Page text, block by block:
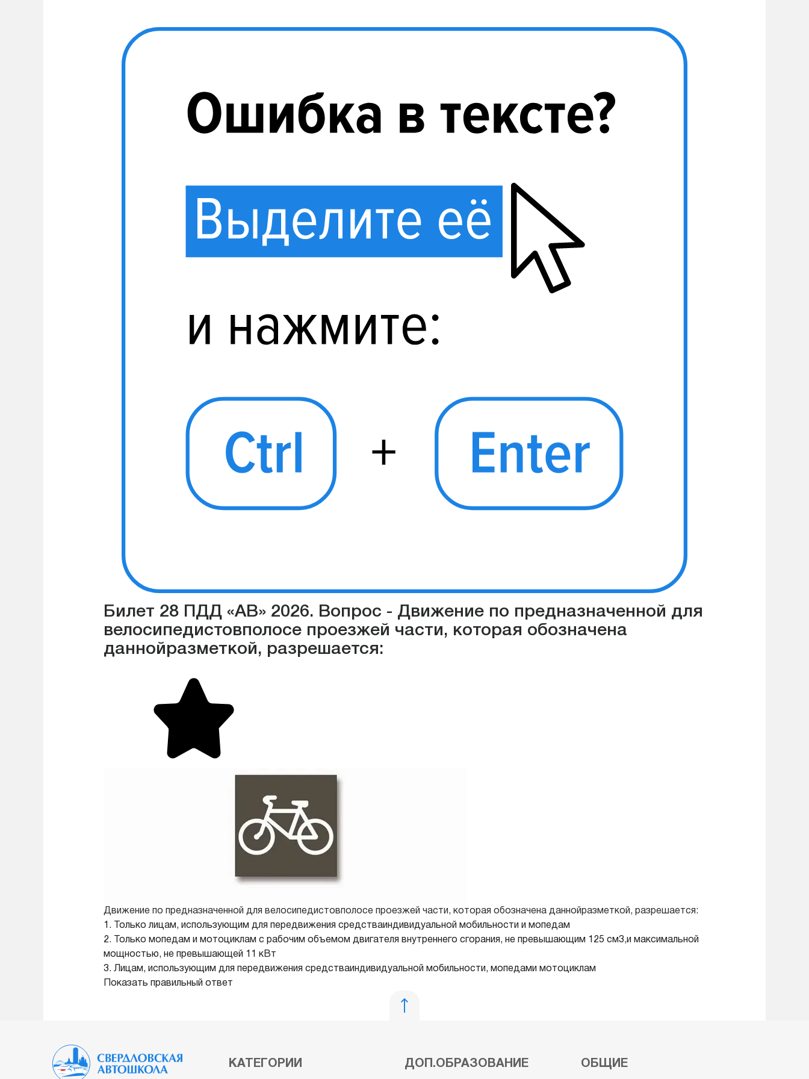
Билет 28 ПДД «АВ» 2026. Вопрос - Движение по предназначенной для
велосипедистовполосе проезжей части, которая обозначена
даннойразметкой, разрешается:
Движение по предназначенной для велосипедистовполосе проезжей части, которая обозначена даннойразметкой, разрешается:
1. Только лицам, использующим для передвижения средстваиндивидуальной мобильности и мопедам
2. Только мопедам и мотоциклам с рабочим объемом двигателя внутреннего сгорания, не превышающим 125 см3,и максимальной
мощностью, не превышающей 11 кВт
3. Лицам, использующим для передвижения средстваиндивидуальной мобильности, мопедами мотоциклам
Показать правильный ответ
КАТЕГОРИИ ДОП.ОБРАЗОВАНИЕ ОБЩИЕ